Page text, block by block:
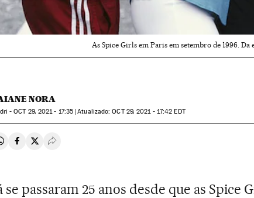
As Spice Girls em Paris em setembro de 1996.
NORA
-OCT29, 2021 - 17:35 atualizado: OCT29, 2021 - 17:42 EDT
en Whatsapp
Compartir en Facebook
Compartir en Twitter
Desplegar Redes Sociales
se passaram 25 anos desde que as Spice